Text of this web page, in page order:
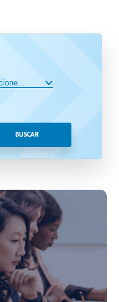
BUSCAR